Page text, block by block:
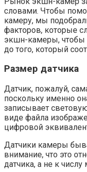
словами. Чтобы
камеру, мы
факторов, которые
экшн-камеры, чтобы
до того, который
Размер датчика
Датчик, пожалуй,
поскольку именно
записывает
виде файла
цифровой
Датчики камеры
внимание, что это
датчика, а не к числу